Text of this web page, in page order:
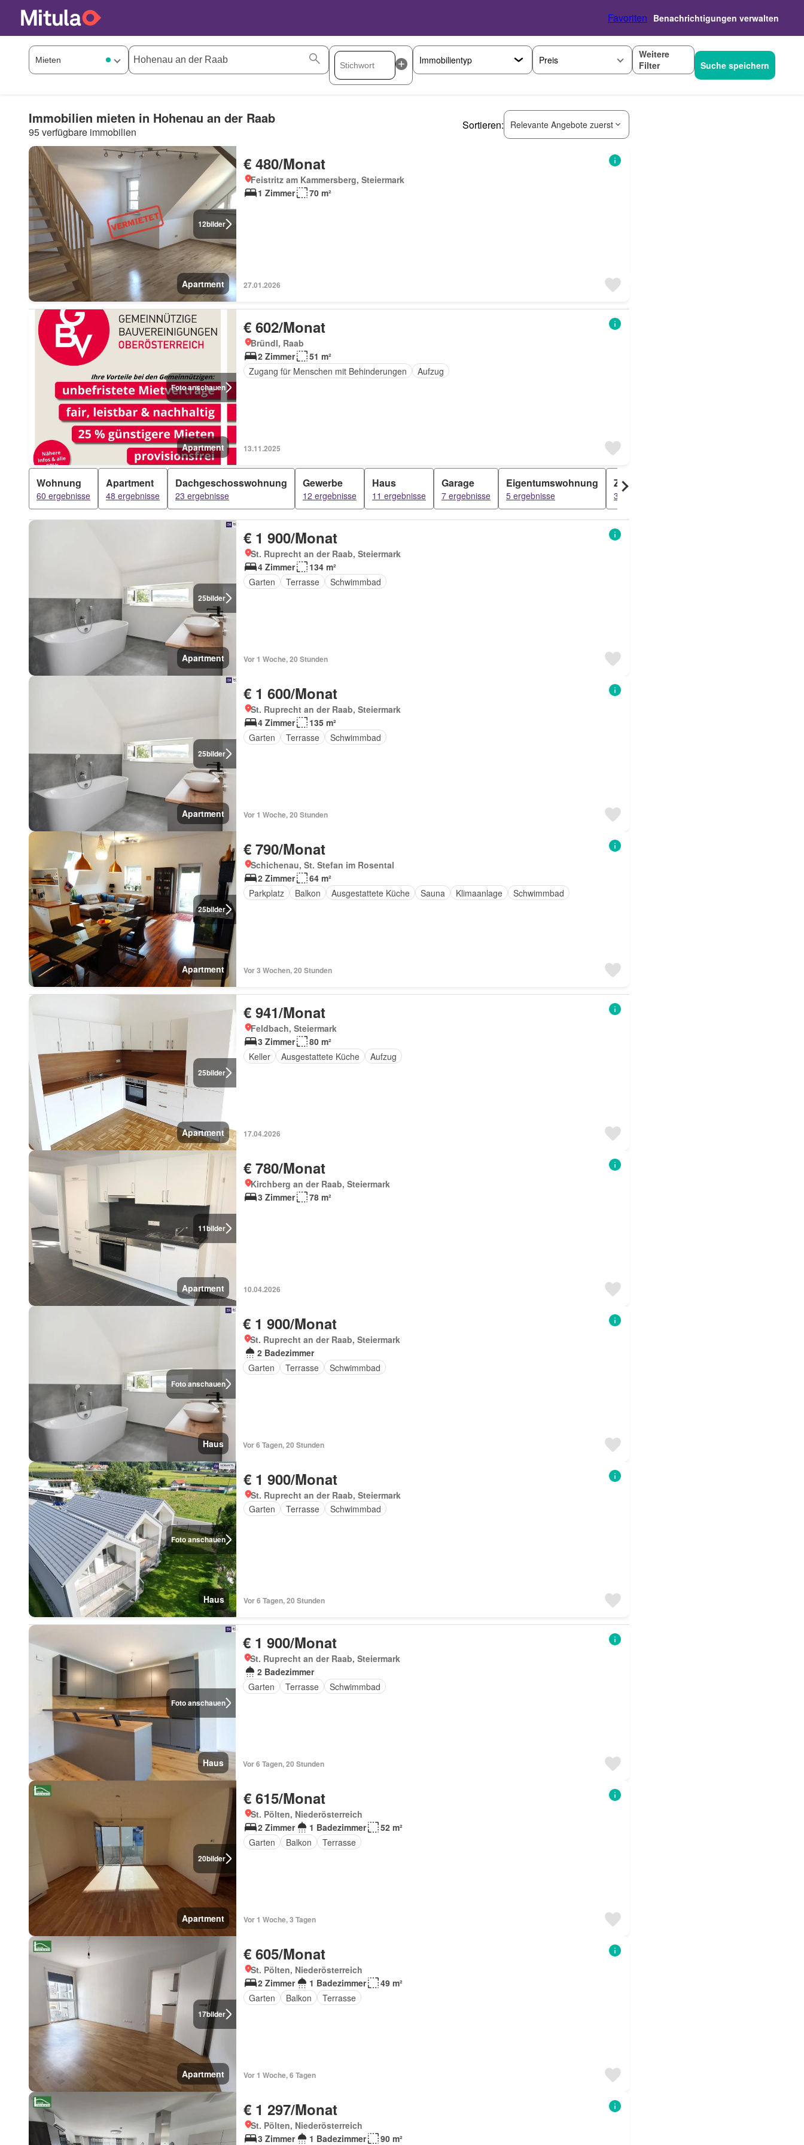
Favoriten Benachrichtigungen verwalten
Preis
Weitere
Filter
Suche speichern
Immobilien mieten in Hohenau an der Raab
95 verfügbare immobilien
Sortieren: Relevante Angebote zuerst
12bilder
Apartment
€ 480/Monat
Feistritz am Kammersberg, Steiermark
1 Zimmer
70 m²
27.01.2026
Foto anschauen
Apartment
€ 602/Monat
Bründl, Raab
2 Zimmer
51 m²
Zugang für Menschen mit Behinderungen
Aufzug
13.11.2025
Wohnung
60 ergebnisse
Apartment
48 ergebnisse
Dachgeschosswohnung
23 ergebnisse
Gewerbe
12 ergebnisse
Haus
11 ergebnisse
Garage
7 ergebnisse
Eigentumswohnung
5 ergebnisse
Zimmer
3 ergebnisse
25bilder
Apartment
€ 1 900/Monat
St. Ruprecht an der Raab, Steiermark
4 Zimmer
134 m²
Garten
Terrasse Schwimmbad
Vor 1 Woche, 20 Stunden
25bilder
Apartment
€ 1 600/Monat
St. Ruprecht an der Raab, Steiermark
4 Zimmer
135 m²
Garten
Terrasse Schwimmbad
Vor 1 Woche, 20 Stunden
25bilder
Apartment
€ 790/Monat
Schichenau, St. Stefan im Rosental
2 Zimmer
64 m²
Parkplatz
Balkon Ausgestattete Küche Sauna Klimaanlage Schwimmbad
Vor 3 Wochen, 20 Stunden
25bilder
Apartment
€ 941/Monat
Feldbach, Steiermark
3 Zimmer
80 m²
Keller
Ausgestattete Küche Aufzug
17.04.2026
11bilder
Apartment
€ 780/Monat
Kirchberg an der Raab, Steiermark
3 Zimmer
78 m²
10.04.2026
Foto anschauen
Haus
€ 1 900/Monat
St. Ruprecht an der Raab, Steiermark
2 Badezimmer
Garten
Terrasse Schwimmbad
Vor 6 Tagen, 20 Stunden
Foto anschauen
Haus
€ 1 900/Monat
St. Ruprecht an der Raab, Steiermark
Garten
Terrasse Schwimmbad
Vor 6 Tagen, 20 Stunden
Foto anschauen
Haus
€ 1 900/Monat
St. Ruprecht an der Raab, Steiermark
2 Badezimmer
Garten
Terrasse Schwimmbad
Vor 6 Tagen, 20 Stunden
20bilder
Apartment
€ 615/Monat
St. Pölten, Niederösterreich
2 Zimmer
1 Badezimmer
52 m²
Garten
Balkon Terrasse
Vor 1 Woche, 3 Tagen
17bilder
Apartment
€ 605/Monat
St. Pölten, Niederösterreich
2 Zimmer
1 Badezimmer
49 m²
Garten
Balkon Terrasse
Vor 1 Woche, 6 Tagen
€ 1 297/Monat
St. Pölten, Niederösterreich
3 Zimmer
1 Badezimmer 90 m²